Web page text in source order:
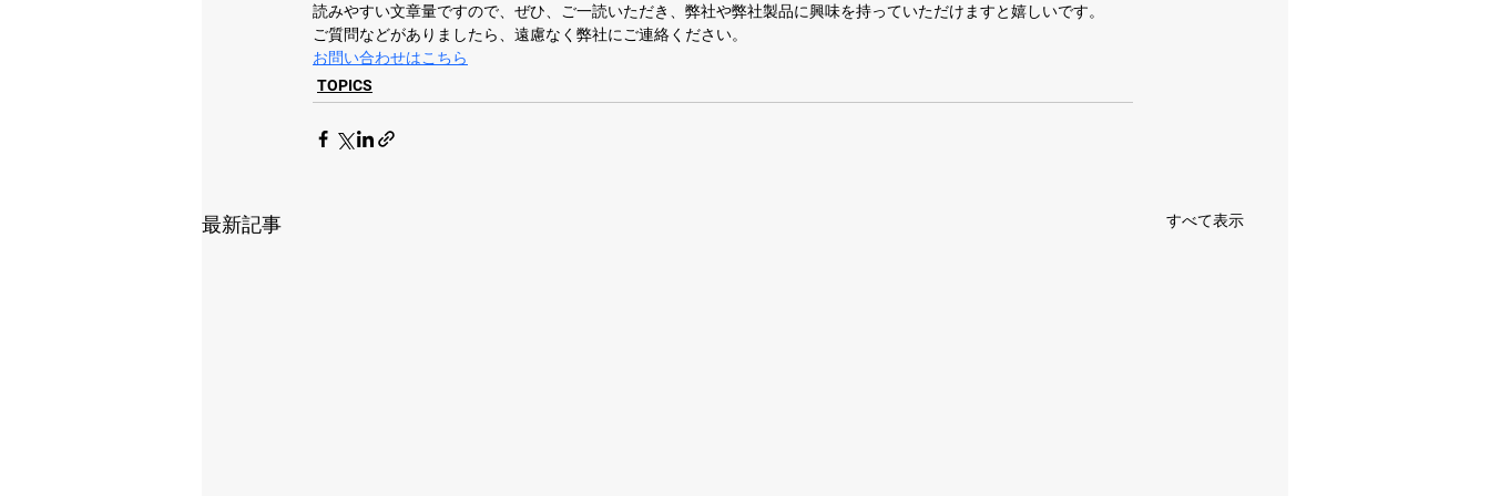
読みやすい文章量ですので、ぜひ、ご一読いただき、弊社や弊社製品に興味を持っていただけますと嬉しいです。
ご質問などがありましたら、遠慮なく弊社にご連絡ください。
お問い合わせはこちら
TOPICS
最新記事 すべて表示